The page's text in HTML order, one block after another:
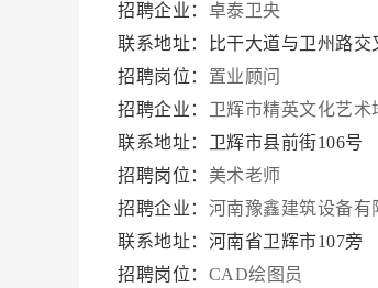
招聘企业： 卓泰卫央
联系地址：比干大道与卫州路交
招聘岗位： 置业顾问
招聘企业： 卫辉市精英文化艺术
联系地址：卫辉市县前街106号
招聘岗位： 美术老师
招聘企业： 河南豫鑫建筑设备有
联系地址：河南省卫辉市107旁
招聘岗位： CAD绘图员